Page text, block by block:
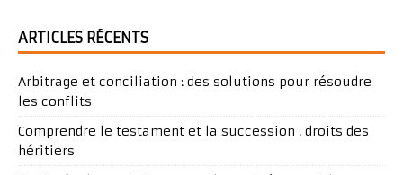
ARTICLES RÉCENTS
Arbitrage et conciliation : des solutions pour résoudre
les conflits
Comprendre le testament et la succession : droits des
héritiers